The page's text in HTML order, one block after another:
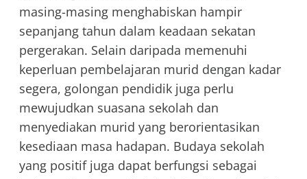
masing-masing menghabiskan hampir
sepanjang tahun dalam keadaan sekatan
pergerakan. Selain daripada memenuhi
keperluan pembelajaran murid dengan kadar
segera, golongan pendidik juga perlu
mewujudkan suasana sekolah dan
menyediakan murid yang berorientasikan
kesediaan masa hadapan. Budaya sekolah
yang positif juga dapat berfungsi sebagai